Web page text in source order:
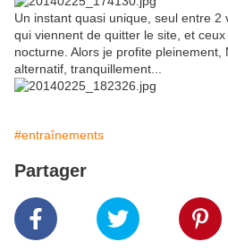
Un instant quasi unique, seul entre 2
qui viennent de quitter le site, et
nocturne. Alors je profite pleinement,
alternatif, tranquillement...
#entraînements
Partager